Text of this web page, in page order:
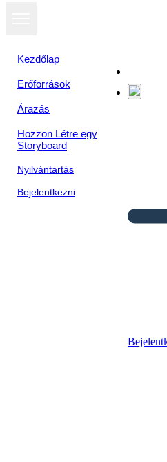
Kezdőlap
Erőforrások
Árazás
Hozzon Létre egy
Storyboard
Nyilvántartás
Bejelentkezni
1803
Másolja ezt a
KÉSZÍTSEN EGY
DIAVETÍTÉS